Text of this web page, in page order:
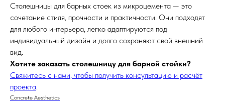
Столешницы для барных стоек из микроцемента — это
сочетание стиля, прочности и практичности. Они подходят
для любого интерьера, легко адаптируются под
индивидуальный дизайн и долго сохраняют свой внешний
вид.
Хотите заказать столешницу для барной стойки?
Свяжитесь с нами, чтобы получить консультацию и расчёт
проекта.
Concrete Aesthetics